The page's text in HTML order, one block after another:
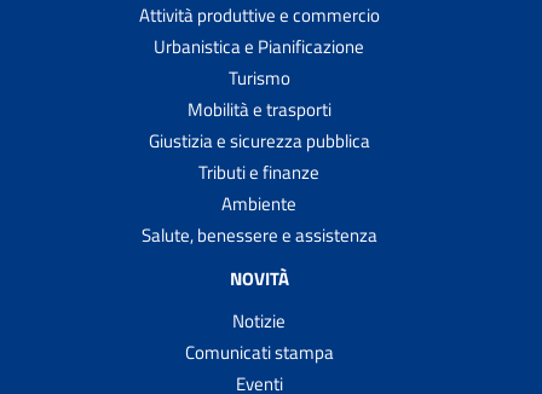
Attività produttive e commercio
Urbanistica e Pianificazione
Turismo
Mobilità e trasporti
Giustizia e sicurezza pubblica
Tributi e finanze
Ambiente
Salute, benessere e assistenza
NOVITÀ
Notizie
Comunicati stampa
Eventi